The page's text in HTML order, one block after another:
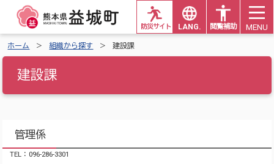
LANG. 閲覧補助
防災サイト MENU
ホーム 組織から探す 建設課
建設課
管理係
TEL：096-286-3301